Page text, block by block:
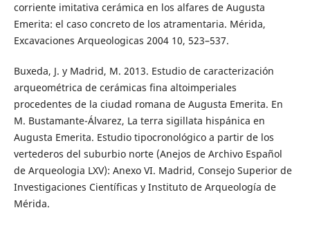
corriente imitativa cerámica en los alfares de Augusta
Emerita: el caso concreto de los atramentaria. Mérida,
Excavaciones Arqueologicas 2004 10, 523–537.
Buxeda, J. y Madrid, M. 2013. Estudio de caracterización
arqueométrica de cerámicas fina altoimperiales
procedentes de la ciudad romana de Augusta Emerita. En
M. Bustamante-Álvarez, La terra sigillata hispánica en
Augusta Emerita. Estudio tipocronológico a partir de los
vertederos del suburbio norte (Anejos de Archivo Español
de Arqueologia LXV): Anexo VI. Madrid, Consejo Superior de
Investigaciones Científicas y Instituto de Arqueología de
Mérida.